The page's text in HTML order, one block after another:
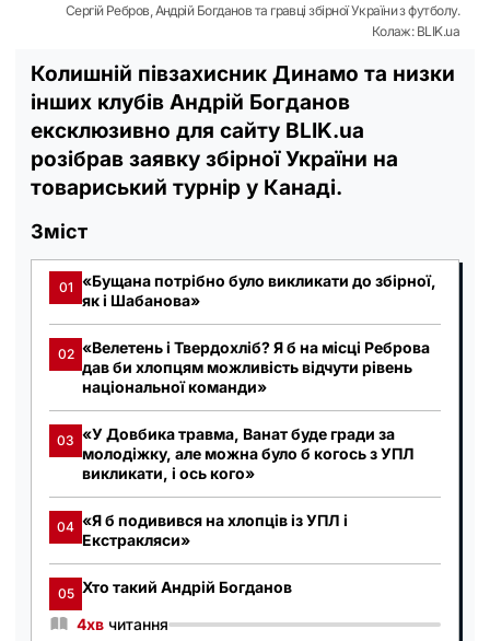
Сергій Ребров, Андрій Богданов та гравці збірної України з футболу.
Колаж: BLIK.ua
Колишній півзахисник Динамо та низки
інших клубів Андрій Богданов
ексклюзивно для сайту BLIK.ua
розібрав заявку збірної України на
товариський турнір у Канаді.
Зміст
01 «Бущана потрібно було викликати до збірної,
як і Шабанова»
02 «Велетень і Твердохліб? Я б на місці Реброва
дав би хлопцям можливість відчути рівень
національної команди»
03 «У Довбика травма, Ванат буде гради за
молодіжку, але можна було б когось з УПЛ
викликати, і ось кого»
04 «Я б подивився на хлопців із УПЛ і
Екстракляси»
05 Хто такий Андрій Богданов
4хв читання